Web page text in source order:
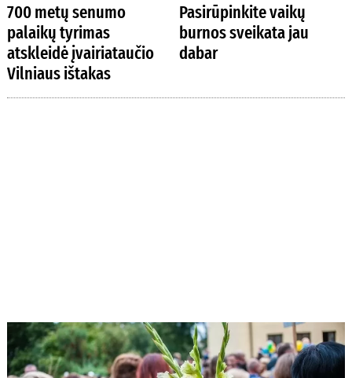
700 metų senumo
palaikų tyrimas
atskleidė įvairiataučio
Vilniaus ištakas
Pasirūpinkite vaikų
burnos sveikata jau
dabar